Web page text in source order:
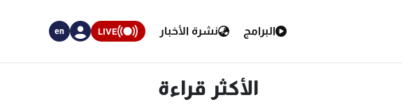
البرامج نشرة الأخبار LIVE
en
الأكثر قراءة